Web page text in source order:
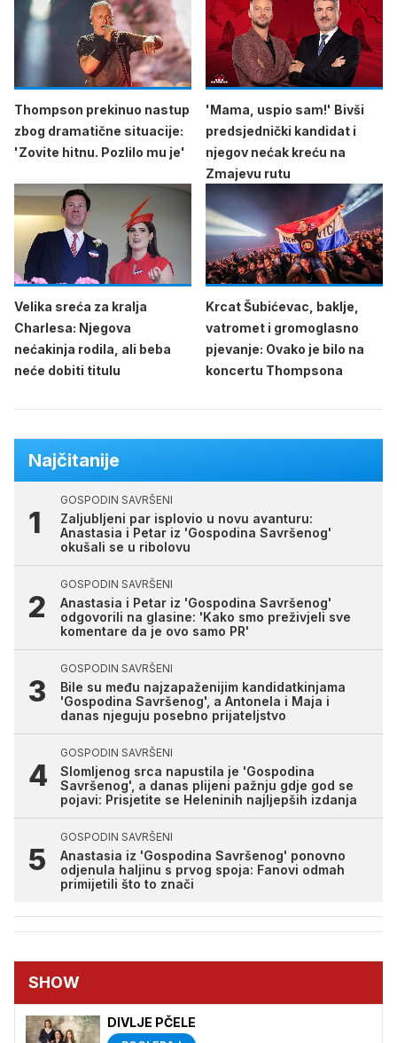
Thompson prekinuo nastup
zbog dramatične situacije:
'Zovite hitnu. Pozlilo mu je'
'Mama, uspio sam!' Bivši
predsjednički kandidat i
njegov nećak kreću na
Zmajevu rutu
Velika sreća za kralja
Charlesa: Njegova
nećakinja rodila, ali beba
neće dobiti titulu
Krcat Šubićevac, baklje,
vatromet i gromoglasno
pjevanje: Ovako je bilo na
koncertu Thompsona
Najčitanije
GOSPODIN SAVRŠENI
Zaljubljeni par isplovio u novu avanturu:
Anastasia i Petar iz 'Gospodina Savršenog'
okušali se u ribolovu
GOSPODIN SAVRŠENI
Anastasia i Petar iz 'Gospodina Savršenog'
odgovorili na glasine: 'Kako smo preživjeli sve
komentare da je ovo samo PR'
GOSPODIN SAVRŠENI
Bile su među najzapaženijim kandidatkinjama
'Gospodina Savršenog', a Antonela i Maja i
danas njeguju posebno prijateljstvo
GOSPODIN SAVRŠENI
Slomljenog srca napustila je 'Gospodina
Savršenog', a danas plijeni pažnju gdje god se
pojavi: Prisjetite se Heleninih najljepših izdanja
GOSPODIN SAVRŠENI
Anastasia iz 'Gospodina Savršenog' ponovno
odjenula haljinu s prvog spoja: Fanovi odmah
primijetili što to znači
SHOW
DIVLJE PČELE